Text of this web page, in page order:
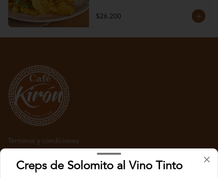
$26.200
Términos y condiciones
Creps de Solomito al Vino Tinto